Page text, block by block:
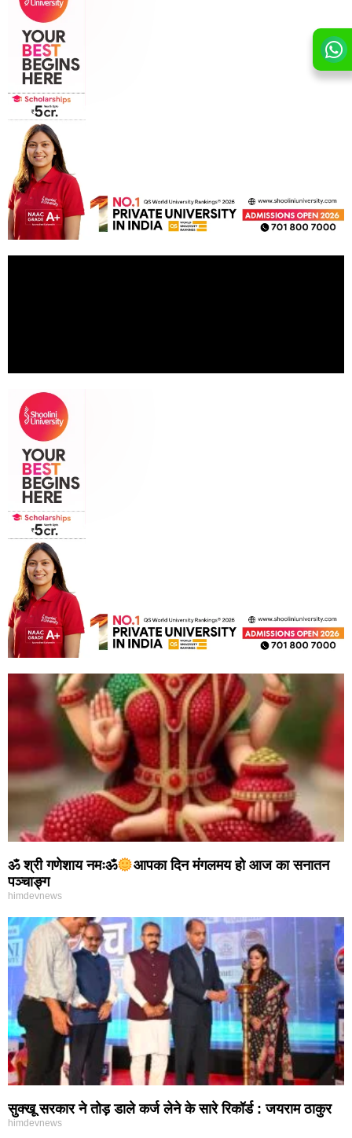
ॐ श्री गणेशाय नमःॐ
आपका दिन मंगलमय हो आज का सनातन
पञ्चाङ्ग
himdevnews
सुक्खू सरकार ने तोड़ डाले कर्ज लेने के सारे रिकॉर्ड : जयराम ठाकुर
himdevnews